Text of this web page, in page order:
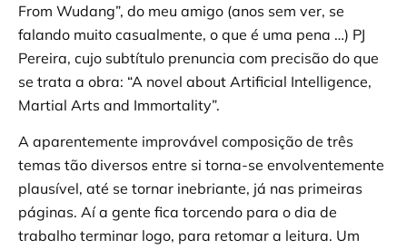
From Wudang”, do meu amigo (anos sem ver, se
falando muito casualmente, o que é uma pena …) PJ
Pereira, cujo subtítulo prenuncia com precisão do que
se trata a obra: “A novel about Artificial Intelligence,
Martial Arts and Immortality”.
A aparentemente improvável composição de três
temas tão diversos entre si torna-se envolventemente
plausível, até se tornar inebriante, já nas primeiras
páginas. Aí a gente fica torcendo para o dia de
trabalho terminar logo, para retomar a leitura. Um